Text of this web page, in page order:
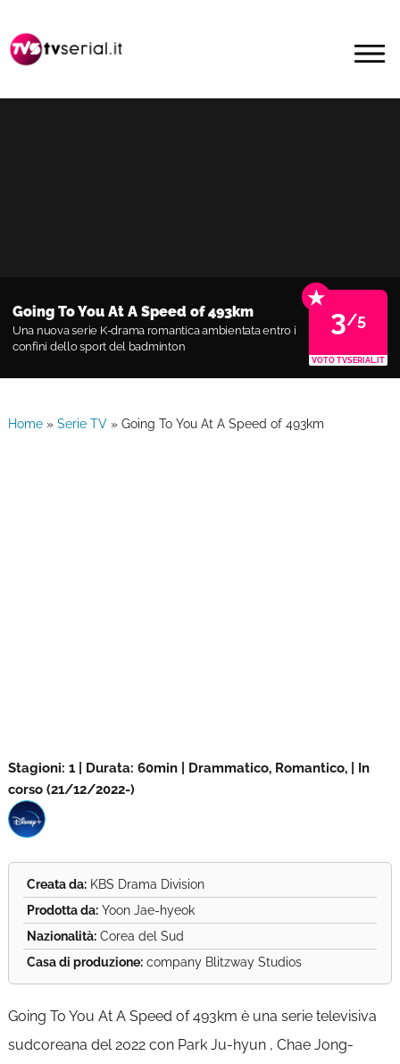
alla
navigazione
contenuto
MENU
Going To You At A Speed of 493km
Una nuova serie K-drama romantica ambientata entro i
confini dello sport del badminton
★
3/5
VOTO TVSERIAL.IT
Home» Serie TV» Going To You At A Speed of 493km
Stagioni: 1 | Durata: 60min | Drammatico, Romantico, | In
corso (21/12/2022-)
Creata da:KBS Drama Division
Prodotta da:Yoon Jae-hyeok
Nazionalità:Corea del Sud
Casa di produzione:company Blitzway Studios
Going To You At A Speed of 493km è una serie televisiva
sudcoreana del 2022 con Park Ju-hyun , Chae Jong-